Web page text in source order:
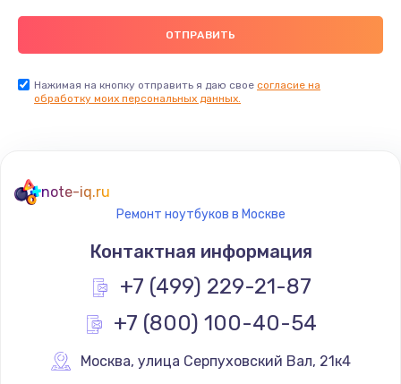
Нажимая на кнопку отправить я даю свое согласие на
обработку моих персональных данных.
note-iq.ru
Ремонт ноутбуков в Москве
Контактная информация
+7 (499) 229-21-87
+7 (800) 100-40-54
Москва, улица Серпуховский Вал, 21к4